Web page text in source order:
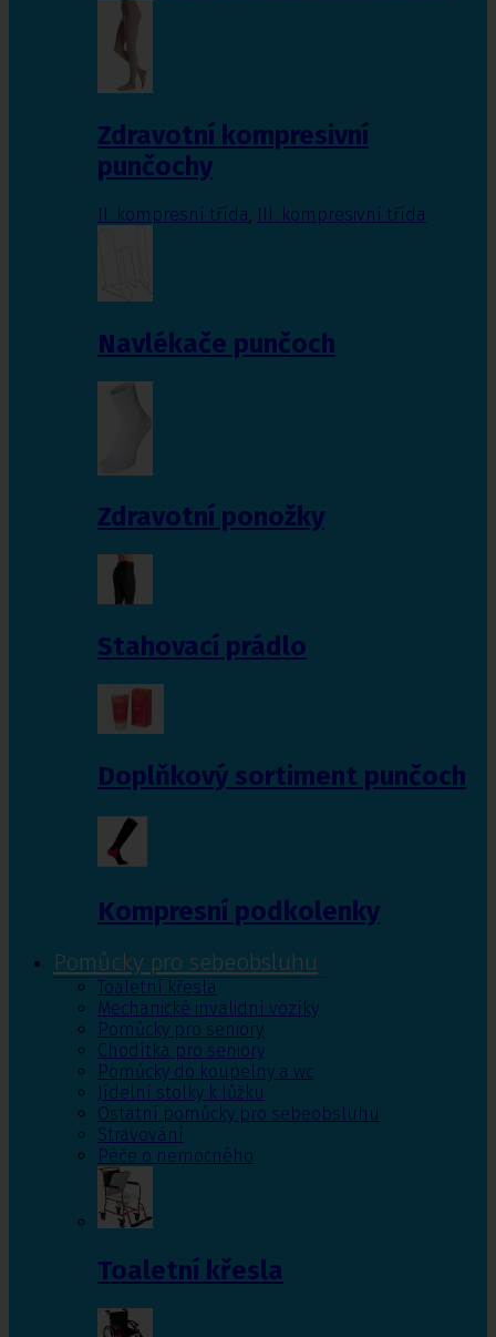
Zdravotní kompresivní
punčochy
II. kompresní třída III. kompresivní třída
Navlékače punčoch
Zdravotní ponožky
Stahovací prádlo
Doplňkový sortiment punčoch
Kompresní podkolenky
Pomůcky pro sebeobsluhu
Toaletní křesla
Mechanické invalidní vozíky
Pomůcky pro seniory
Chodítka pro seniory
Pomůcky do koupelny a wc
Jídelní stolky k lůžku
Ostatní pomůcky pro sebeobsluhu
Stravování
Péče o nemocného
Toaletní křesla